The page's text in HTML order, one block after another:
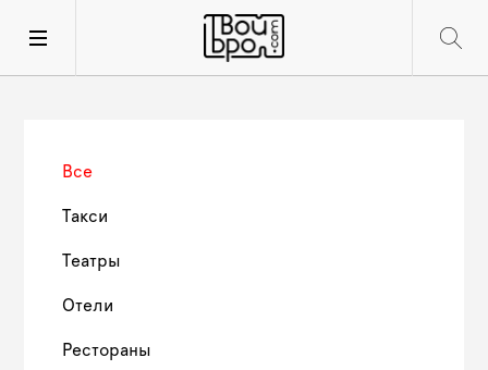
Все
Такси
Театры
Отели
Рестораны